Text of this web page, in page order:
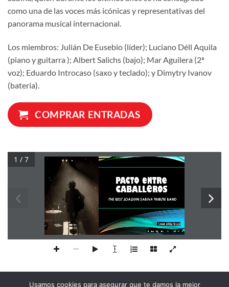
como una de las voces más icónicas y representativas del
panorama musical internacional.
Los miembros: Julián De Eusebio (líder); Luciano Déll Aquila
(piano y guitarra ); Albert Salichs (bajo); Mar Aguilera (2ª
voz); Eduardo Introcaso (saxo y teclado); y Dimytry Ivanov
(batería).
COMPRAR ENTRADAS
THE BEST JOAQUIN SABINA TRIBUTE BAND
oficina@planasconcert.com
PACTO eNTRe
GIRA 2022/2023
1 / 7
Usamos cookies para asegurar que te damos la mejor